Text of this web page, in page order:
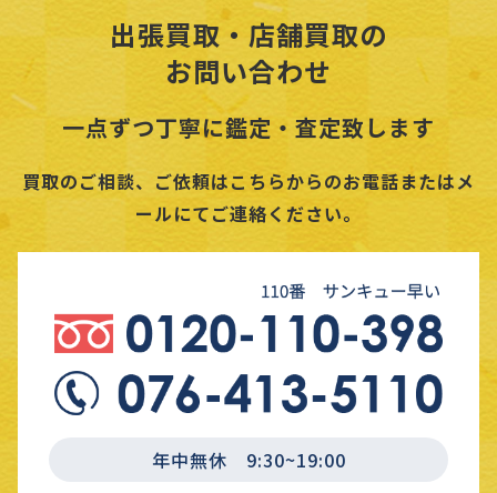
出張買取・店舗買取の
お問い合わせ
一点ずつ丁寧に鑑定・査定致します
買取のご相談、ご依頼はこちらからのお電話またはメ
ールにてご連絡ください。
年中無休 9:30~19:00